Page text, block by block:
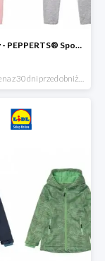
Hit cenowy - PEPPERTS® Spodnie dresowe dziewczęce, 1 para